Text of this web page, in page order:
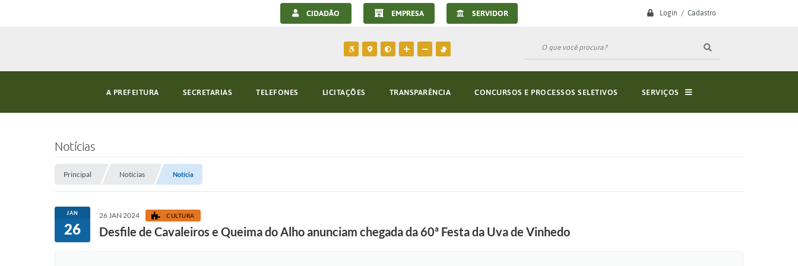
Login / Cadastro
CIDADÃO EMPRESA SERVIDOR
A PREFEITURA SECRETARIAS TELEFONES LICITAÇÕES TRANSPARÊNCIA CONCURSOS E PROCESSOS SELETIVOS SERVIÇOS
Notícias
Principal Notícias Notícia
JAN
26
26 JAN 2024 CULTURA
Desfile de Cavaleiros e Queima do Alho anunciam chegada da 60ª Festa da Uva de Vinhedo
e
s